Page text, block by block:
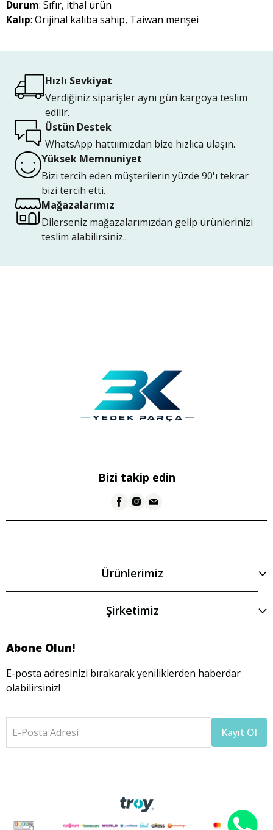
Durum: Sıfır, ithal ürün
Kalıp: Orijinal kalıba sahip, Taiwan menşei
Hızlı Sevkiyat
Verdiğiniz siparişler aynı gün kargoya teslim
edilir.
Üstün Destek
WhatsApp hattıımızdan bize hızlıca ulaşın.
Yüksek Memnuniyet
Bizi tercih eden müşterilerin yüzde 90'ı tekrar
bizi tercih etti.
Mağazalarımız
Dilerseniz mağazalarımızdan gelip ürünlerinizi
teslim alabilirsiniz..
Bizi takip edin
Ürünlerimiz
Şirketimiz
Abone Olun!
E-posta adresinizi bırakarak yeniliklerden haberdar
olabilirsiniz!
E-Posta Adresi Kayıt Ol